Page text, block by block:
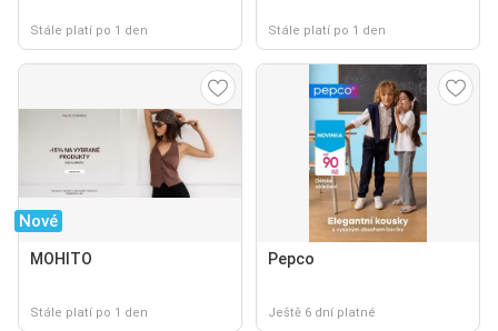
Stále platí po 1 den Stále platí po 1 den
Nové
MOHITO
Stále platí po 1 den
Pepco
Ještě 6 dní platné